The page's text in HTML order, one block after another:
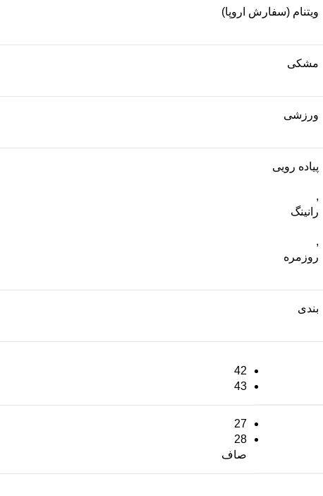
ویتنام (سفارش اروپا)
مشکی
ورزشی
پیاده رویی
,
رانینگ
,
روزمره
بندی
42
43
27
28
صاف